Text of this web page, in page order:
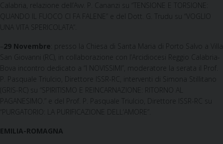
Calabria, relazione dell’Avv. P. Cananzi su “TENSIONE E TORSIONE:
QUANDO IL FUOCO CI FA FALENE” e del Dott. G. Trudu su “VOGLIO
UNA VITA SPERICOLATA”.
29 Novembre : presso la Chiesa di Santa Maria di Porto Salvo a Villa
San Giovanni (RC), in collaborazione con l’Arcidiocesi Reggio Calabria-
Bova incontro dedicato a “I NOVISSIMI”, moderatore la serata il Prof.
P. Pasquale Triulcio, Direttore ISSR-RC, interventi di Simona Stillitano
(GRIS-RC) su “SPIRITISMO E REINCARNAZIONE: RITORNO AL
PAGANESIMO.” e del Prof. P. Pasquale Triulcio, Direttore ISSR-RC su
“PURGATORIO: LA PURIFICAZIONE DELL’AMORE”.
EMILIA-ROMAGNA